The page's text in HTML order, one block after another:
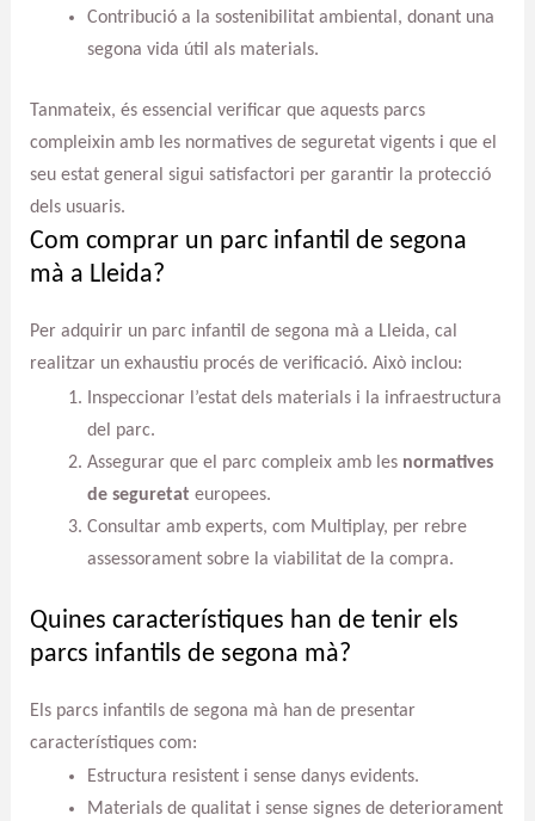
Contribució a la sostenibilitat ambiental, donant una
segona vida útil als materials.
Tanmateix, és essencial verificar que aquests parcs
compleixin amb les normatives de seguretat vigents i que el
seu estat general sigui satisfactori per garantir la protecció
dels usuaris.
Com comprar un parc infantil de segona
mà a Lleida?
Per adquirir un parc infantil de segona mà a Lleida, cal
realitzar un exhaustiu procés de verificació. Això inclou:
Inspeccionar l’estat dels materials i la infraestructura
del parc.
Assegurar que el parc compleix amb les normatives
de seguretat europees.
Consultar amb experts, com Multiplay, per rebre
assessorament sobre la viabilitat de la compra.
Quines característiques han de tenir els
parcs infantils de segona mà?
Els parcs infantils de segona mà han de presentar
característiques com:
Estructura resistent i sense danys evidents.
Materials de qualitat i sense signes de deteriorament